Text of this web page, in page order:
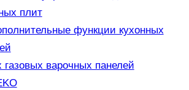
плит
функции кухонных
варочных панелей